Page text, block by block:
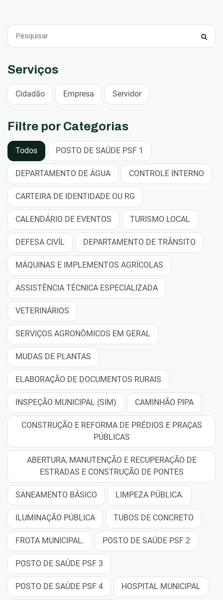
Serviços
Cidadão Empresa Servidor
Filtre por Categorias
Todos POSTO DE SAÚDE PSF 1
DEPARTAMENTO DE ÁGUA CONTROLE INTERNO
CARTEIRA DE IDENTIDADE OU RG
CALENDÁRIO DE EVENTOS TURISMO LOCAL
DEFESA CIVÍL DEPARTAMENTO DE TRÂNSITO
MÁQUINAS E IMPLEMENTOS AGRÍCOLAS
ASSISTÊNCIA TÉCNICA ESPECIALIZADA
VETERINÁRIOS
SERVIÇOS AGRONÔMICOS EM GERAL
MUDAS DE PLANTAS
ELABORAÇÃO DE DOCUMENTOS RURAIS
INSPEÇÃO MUNICIPAL (SIM) CAMINHÃO PIPA
CONSTRUÇÃO E REFORMA DE PRÉDIOS E PRAÇAS
PÚBLICAS
ABERTURA, MANUTENÇÃO E RECUPERAÇÃO DE
ESTRADAS E CONSTRUÇÃO DE PONTES
SANEAMENTO BÁSICO LIMPEZA PÚBLICA.
ILUMINAÇÃO PÚBLICA TUBOS DE CONCRETO
FROTA MUNICIPAL. POSTO DE SAÚDE PSF 2
POSTO DE SAÚDE PSF 3
POSTO DE SAÚDE PSF 4 HOSPITAL MUNICIPAL